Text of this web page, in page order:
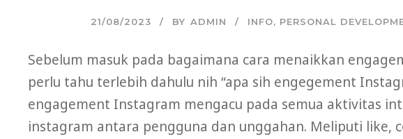
21/08/2023 BY ADMIN INFO, PERSONAL
Sebelum masuk pada bagaimana cara menaikkan
perlu tahu terlebih dahulu nih “apa sih engegement
engagement Instagram mengacu pada semua aktivitas
instagram antara pengguna dan unggahan. Meliputi like,